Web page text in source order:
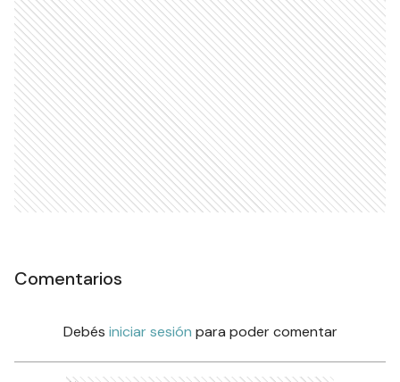
Comentarios
Debés iniciar sesión para poder comentar